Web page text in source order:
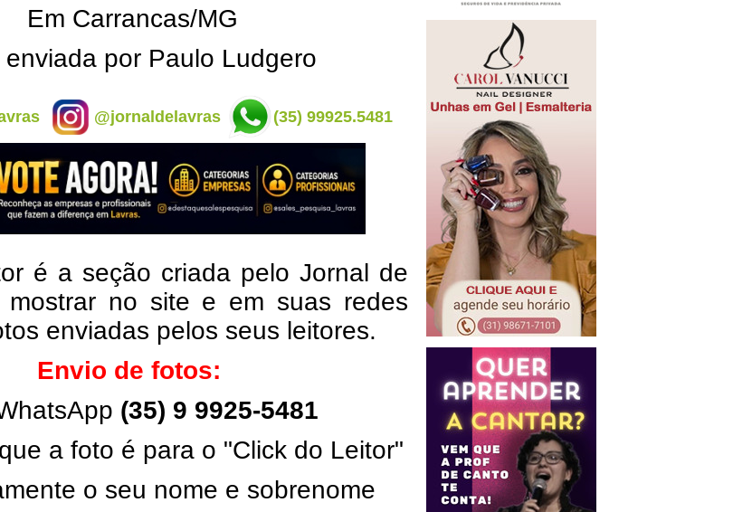
Em Carrancas/MG
enviada por Paulo Ludgero
@jornaldelavras (35) 99925.5481
é a seção criada pelo Jornal de
mostrar no site e em suas redes
enviadas pelos seus leitores.
Envio de fotos:
(35) 9 9925-5481
a foto é para o "Click do Leitor"
o seu nome e sobrenome